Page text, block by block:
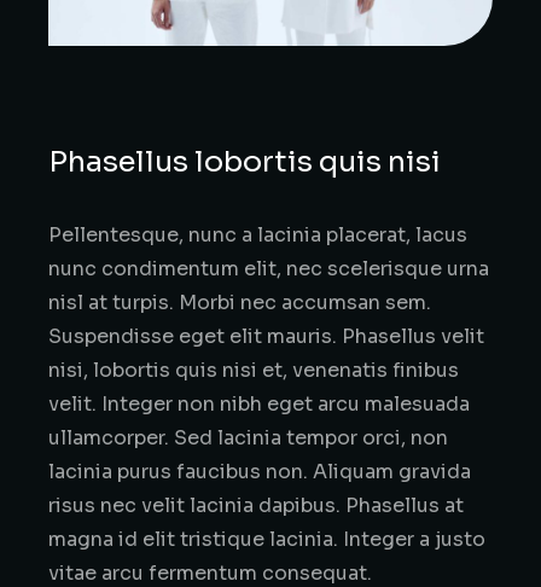
Phasellus lobortis quis nisi
Pellentesque, nunc a lacinia placerat, lacus
nunc condimentum elit, nec scelerisque urna
nisl at turpis. Morbi nec accumsan sem.
Suspendisse eget elit mauris. Phasellus velit
nisi, lobortis quis nisi et, venenatis finibus
velit. Integer non nibh eget arcu malesuada
ullamcorper. Sed lacinia tempor orci, non
lacinia purus faucibus non. Aliquam gravida
risus nec velit lacinia dapibus. Phasellus at
magna id elit tristique lacinia. Integer a justo
vitae arcu fermentum consequat.